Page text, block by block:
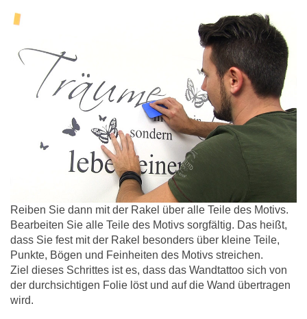
Reiben Sie dann mit der Rakel über alle Teile des Motivs.
Bearbeiten Sie alle Teile des Motivs sorgfältig. Das heißt,
dass Sie fest mit der Rakel besonders über kleine Teile,
Punkte, Bögen und Feinheiten des Motivs streichen.
Ziel dieses Schrittes ist es, dass das Wandtattoo sich von
der durchsichtigen Folie löst und auf die Wand übertragen
wird.